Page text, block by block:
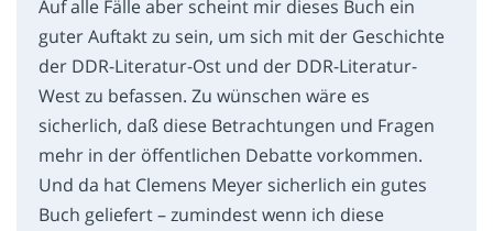
Auf alle Fälle aber scheint mir dieses Buch ein
guter Auftakt zu sein, um sich mit der Geschichte
der DDR-Literatur-Ost und der DDR-Literatur-
West zu befassen. Zu wünschen wäre es
sicherlich, daß diese Betrachtungen und Fragen
mehr in der öffentlichen Debatte vorkommen.
Und da hat Clemens Meyer sicherlich ein gutes
Buch geliefert – zumindest wenn ich diese